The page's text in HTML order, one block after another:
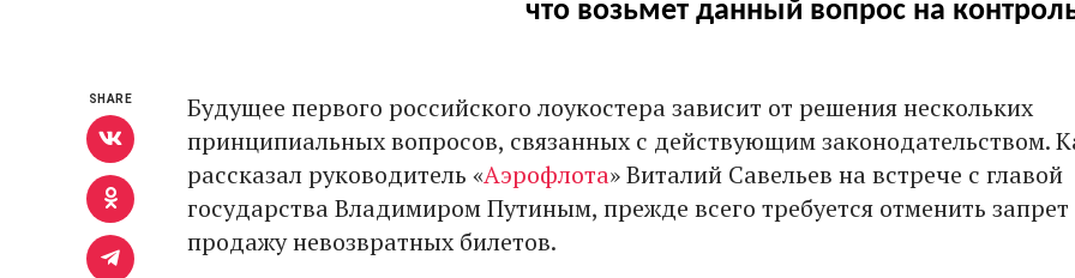
что возьмет данный вопрос на
Будущее первого российского лоукостера зависит от решения нескольких
принципиальных вопросов, связанных с действующим законодательством.
рассказал руководитель «Аэрофлота» Виталий Савельев на встрече с главой
государства Владимиром Путиным, прежде всего требуется отменить
продажу невозвратных билетов.
SHARE